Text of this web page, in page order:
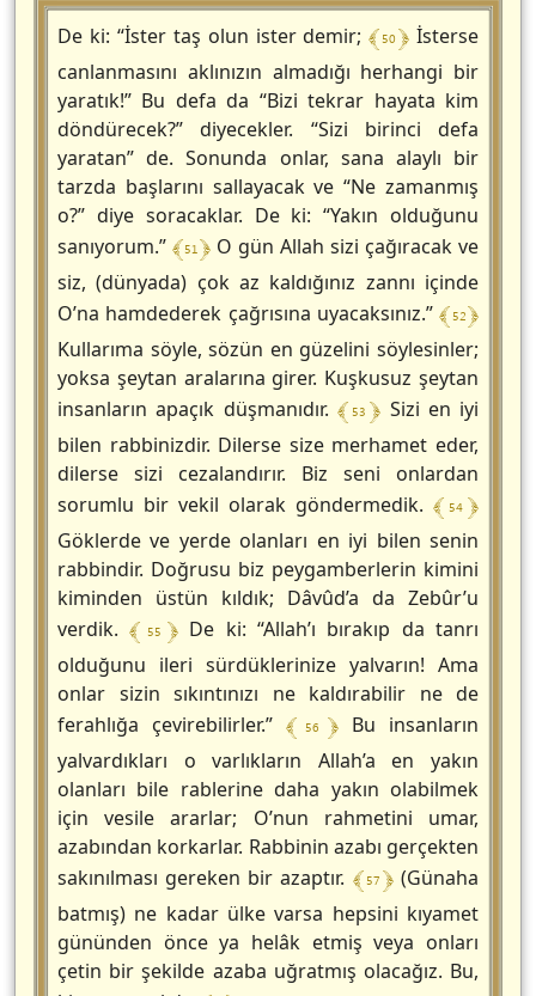
De ki: “İster taş olun ister demir;﴾ 50 ﴿ İsterse
canlanmasını aklınızın almadığı herhangi bir
yaratık!” Bu defa da “Bizi tekrar hayata kim
döndürecek?” diyecekler. “Sizi birinci defa
yaratan” de. Sonunda onlar, sana alaylı bir
tarzda başlarını sallayacak ve “Ne zamanmış
o?” diye soracaklar. De ki: “Yakın olduğunu
sanıyorum.” ﴾ 51 ﴿ O gün Allah sizi çağıracak ve
siz, (dünyada) çok az kaldığınız zannı içinde
O’na hamdederek çağrısına uyacaksınız.”﴾ 52 ﴿
Kullarıma söyle, sözün en güzelini söylesinler;
yoksa şeytan aralarına girer. Kuşkusuz şeytan
insanların apaçık düşmanıdır. ﴾ 53 ﴿ Sizi en iyi
bilen rabbinizdir. Dilerse size merhamet eder,
dilerse sizi cezalandırır. Biz seni onlardan
sorumlu bir vekil olarak göndermedik. ﴾ 54 ﴿
Göklerde ve yerde olanları en iyi bilen senin
rabbindir. Doğrusu biz peygamberlerin kimini
kiminden üstün kıldık; Dâvûd’a da Zebûr’u
verdik.﴾ 55 ﴿ De ki: “Allah’ı bırakıp da tanrı
olduğunu ileri sürdüklerinize yalvarın! Ama
onlar sizin sıkıntınızı ne kaldırabilir ne de
ferahlığa çevirebilirler.” ﴾ 56 ﴿ Bu insanların
yalvardıkları o varlıkların Allah’a en yakın
olanları bile rablerine daha yakın olabilmek
için vesile ararlar; O’nun rahmetini umar,
azabından korkarlar. Rabbinin azabı gerçekten
sakınılması gereken bir azaptır. ﴾ 57 ﴿(Günaha
batmış) ne kadar ülke varsa hepsini kıyamet
gününden önce ya helâk etmiş veya onları
çetin bir şekilde azaba uğratmış olacağız. Bu,